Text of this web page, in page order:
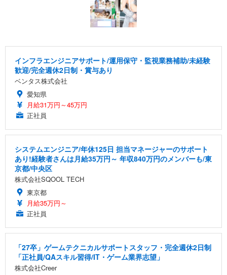
インフラエンジニアサポート/運用保守・監視業務補助/未経験
歓迎/完全週休2日制・賞与あり
ベンタス株式会社
愛知県
月給31万円～45万円
正社員
システムエンジニア/年休125日 担当マネージャーのサポート
あり!経験者さんは月給35万円～ 年収840万円のメンバーも/東
京都/中央区
株式会社SQOOL TECH
東京都
月給35万円～
正社員
「27卒」ゲームテクニカルサポートスタッフ・完全週休2日制
「正社員/QAスキル習得/IT・ゲーム業界志望」
株式会社Creer